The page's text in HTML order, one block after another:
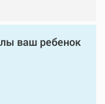
ваш ребенок